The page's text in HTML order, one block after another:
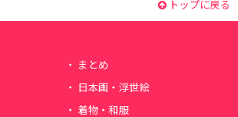
トップに戻る
まとめ
日本画・浮世絵
着物・和服